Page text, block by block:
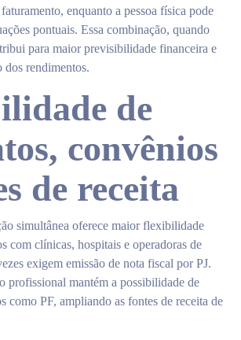
enquanto a pessoa física pode
pontuais. Essa combinação, quando
para maior previsibilidade financeira e
dos rendimentos.
de
convênios
de receita
simultânea oferece maior flexibilidade
com clínicas, hospitais e operadoras de
exigem emissão de nota fiscal por PJ.
profissional mantém a possibilidade de
como PF, ampliando as fontes de receita de